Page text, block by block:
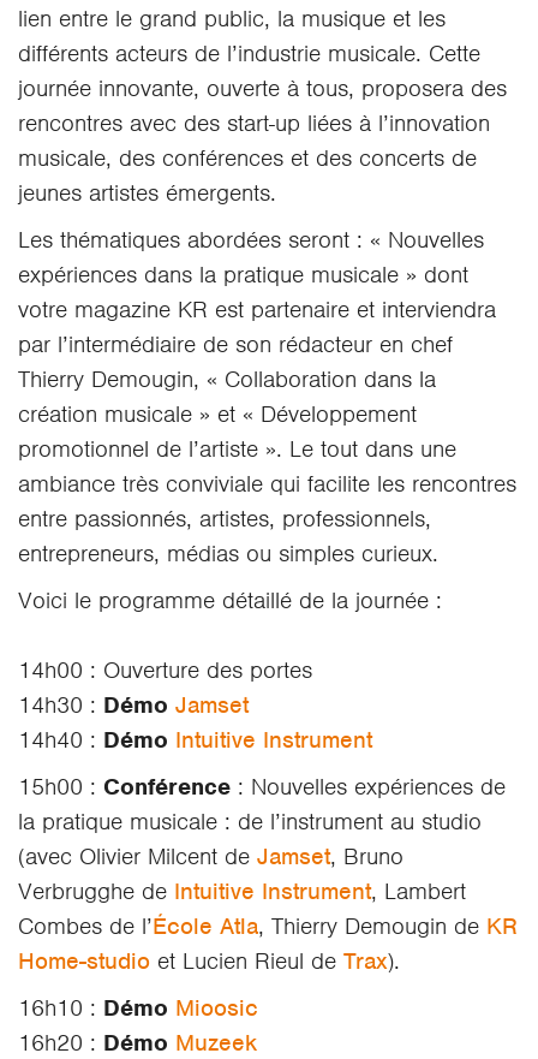
lien entre le grand public, la musique et les
différents acteurs de l’industrie musicale. Cette
journée innovante, ouverte à tous, proposera des
rencontres avec des start-up liées à l’innovation
musicale, des conférences et des concerts de
jeunes artistes émergents.
Les thématiques abordées seront : « Nouvelles
expériences dans la pratique musicale » dont
votre magazine KR est partenaire et interviendra
par l’intermédiaire de son rédacteur en chef
Thierry Demougin, « Collaboration dans la
création musicale » et « Développement
promotionnel de l’artiste ». Le tout dans une
ambiance très conviviale qui facilite les rencontres
entre passionnés, artistes, professionnels,
entrepreneurs, médias ou simples curieux.
Voici le programme détaillé de la journée :
14h00 : Ouverture des portes
14h30 : Démo Jamset
14h40 : Démo Intuitive Instrument
15h00 : Conférence : Nouvelles expériences de
la pratique musicale : de l’instrument au studio
(avec Olivier Milcent de Jamset, Bruno
Verbrugghe de Intuitive Instrument, Lambert
Combes de l’École Atla, Thierry Demougin de KR
Home-studio et Lucien Rieul de Trax).
16h10 : Démo Mioosic
16h20 : Démo Muzeek